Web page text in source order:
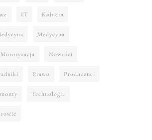
IT Kobieta
Medycyna
Motoryzacja Nowości
Prawo Producenci
Technologia